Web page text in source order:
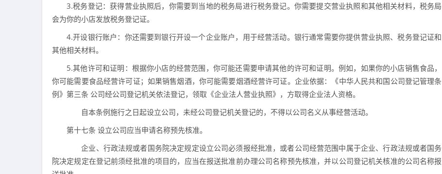
3.税务登记：获得营业执照后，你需要到当地的税务局进行税务登记。你需要提交营业执照和其他相关材料，税务局
会为你的小店发放税务登记证。
4.开设银行账户：你还需要到银行开设一个企业账户，用于经营活动。银行通常需要你提供营业执照、税务登记证和
其他相关材料。
5.其他许可和证明：根据你小店的经营范围，你可能还需要申请其他的许可和证明。例如，如果你的小店销售食品，
你可能需要食品经营许可证；如果销售烟酒，你可能需要烟酒经营许可证。企业依据：《中华人民共和国公司登记管理条
例》第三条 公司经公司登记机关依法登记，领取《企业法人营业执照》，方取得企业法人资格。
自本条例施行之日起设立公司，未经公司登记机关登记的，不得以公司名义从事经营活动。
第十七条 设立公司应当申请名称预先核准。
企业、行政法规或者国务院决定规定设立公司必须报经批准，或者公司经营范围中属于企业、行政法规或者国务
院决定规定在登记前须经批准的项目的，应当在报送批准前办理公司名称预先核准，并以公司登记机关核准的公司名称报